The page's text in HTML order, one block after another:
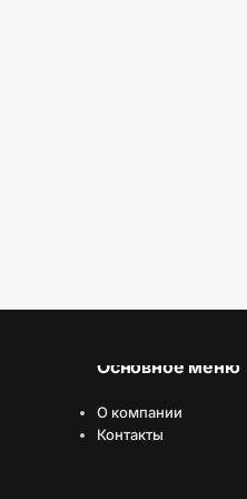
Основное меню
О компании
Контакты